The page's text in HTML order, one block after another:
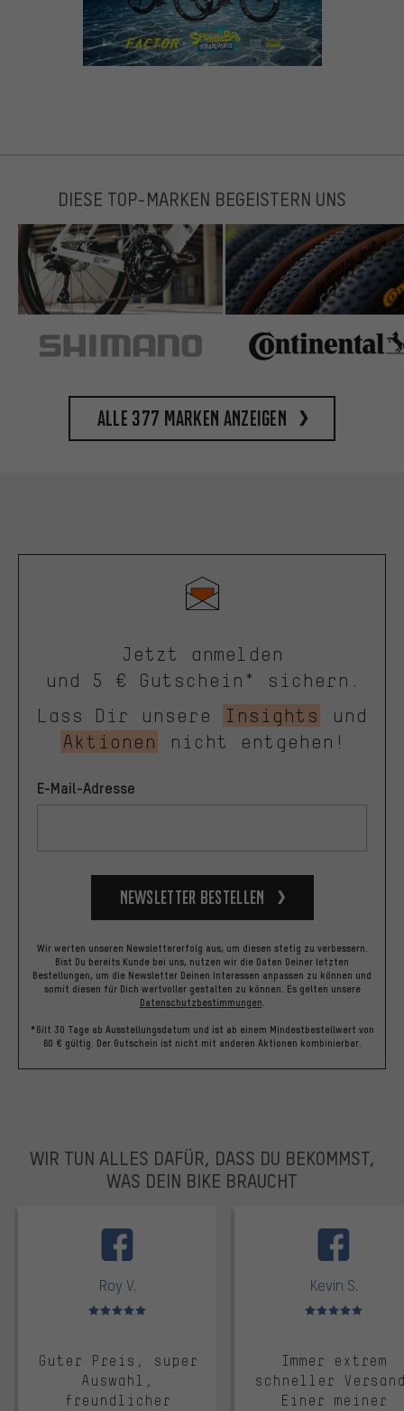
DIESE TOP-MARKEN BEGEISTERN UNS
Alle 377 Marken anzeigen
Jetzt anmelden
und 5 € Gutschein* sichern.
Lass Dir unsere
Insights
und
Aktionen
nicht entgehen!
E-Mail-Adresse
Newsletter bestellen
Wir werten unseren Newslettererfolg aus, um diesen stetig zu verbessern.
Bist Du bereits Kunde bei uns, nutzen wir die Daten Deiner letzten
Bestellungen, um die Newsletter Deinen Interessen anpassen zu können und
somit diesen für Dich wertvoller gestalten zu können. Es gelten unsere
Datenschutzbestimmungen.
*Gilt 30 Tage ab Ausstellungsdatum und ist ab einem Mindestbestellwert von
60 € gültig. Der Gutschein ist nicht mit anderen Aktionen kombinierbar.
WIR TUN ALLES DAFÜR, DASS DU BEKOMMST,
WAS DEIN BIKE BRAUCHT
Roy V.
Bewertungen: 5 von 5
Guter Preis, super
Auswahl,
freundlicher
Kevin S.
Bewertungen: 5 von 5
Immer extrem
schneller
Einer meiner